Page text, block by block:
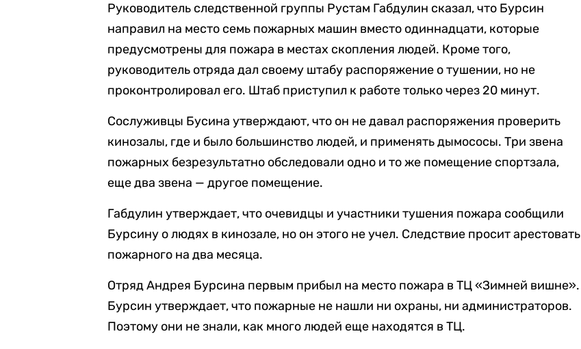
Руководитель следственной группы Рустам Габдулин сказал, что Бурсин
направил на место семь пожарных машин вместо одиннадцати, которые
предусмотрены для пожара в местах скопления людей. Кроме того,
руководитель отряда дал своему штабу распоряжение о тушении, но не
проконтролировал его. Штаб приступил к работе только через 20 минут.
Сослуживцы Бусина утверждают, что он не давал распоряжения проверить
кинозалы, где и было большинство людей, и применять дымососы. Три звена
пожарных безрезультатно обследовали одно и то же помещение спортзала,
еще два звена — другое помещение.
Габдулин утверждает, что очевидцы и участники тушения пожара сообщили
Бурсину о людях в кинозале, но он этого не учел. Следствие просит арестовать
пожарного на два месяца.
Отряд Андрея Бурсина первым прибыл на место пожара в ТЦ «Зимней вишне».
Бурсин утверждает, что пожарные не нашли ни охраны, ни администраторов.
Поэтому они не знали, как много людей еще находятся в ТЦ.